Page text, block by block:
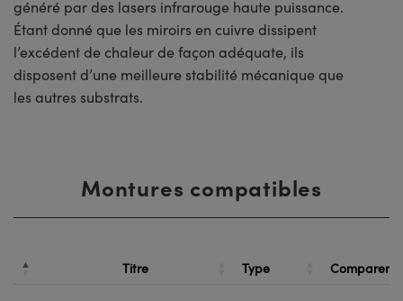
généré par des lasers infrarouge haute puissance.
Étant donné que les miroirs en cuivre dissipent
l’excédent de chaleur de façon adéquate, ils
disposent d’une meilleure stabilité mécanique que
les autres substrats.
Montures compatibles
Titre Type Comparer